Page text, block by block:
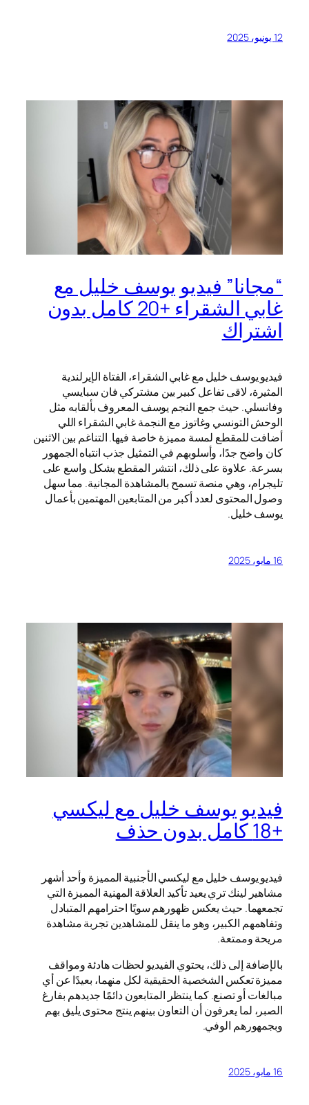
12 يونيو، 2025
“مجانا” فيديو يوسف خليل مع
غابي الشقراء +20 كامل بدون
اشتراك
فيديو يوسف خليل مع غابي الشقراء، الفتاة الإيرلندية
المثيرة، لاقى تفاعل كبير بين مشتركي فان سبايسي
وفانسلي. حيث جمع النجم يوسف المعروف بألقابه مثل
الوحش التونسي وغاتوز مع النجمة غابي الشقراء اللي
أضافت للمقطع لمسة مميزة خاصة فيها. التناغم بين الاثنين
كان واضح جدًا، وأسلوبهم في التمثيل جذب انتباه الجمهور
بسرعة. علاوة على ذلك، انتشر المقطع بشكل واسع على
تليجرام، وهي منصة تسمح بالمشاهدة المجانية. مما سهل
وصول المحتوى لعدد أكبر من المتابعين المهتمين بأعمال
يوسف خليل.
16 مايو، 2025
فيديو يوسف خليل مع ليكسي
+18 كامل بدون حذف
فيديو يوسف خليل مع ليكسي الأجنبية المميزة وأحد أشهر
مشاهير لينك تري يعيد تأكيد العلاقة المهنية المميزة التي
تجمعهما. حيث يعكس ظهورهم سويًا احترامهم المتبادل
وتفاهمهم الكبير، وهو ما ينقل للمشاهدين تجربة مشاهدة
مريحة وممتعة.
بالإضافة إلى ذلك، يحتوي الفيديو لحظات هادئة ومواقف
مميزة تعكس الشخصية الحقيقية لكل منهما، بعيدًا عن أي
مبالغات أو تصنع. كما ينتظر المتابعون دائمًا جديدهم بفارغ
الصبر، لما يعرفون أن التعاون بينهم ينتج محتوى يليق بهم
وبجمهورهم الوفي.
16 مايو، 2025